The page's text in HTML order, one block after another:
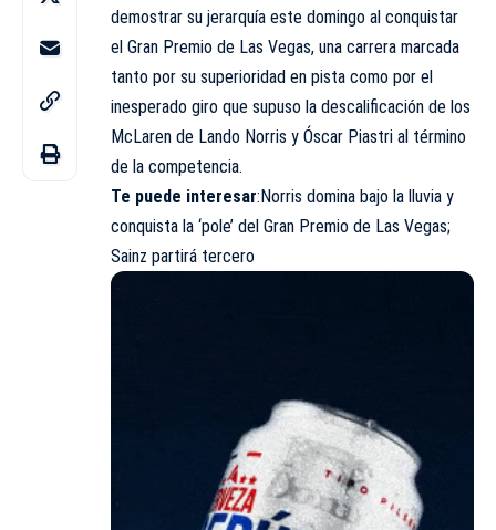
demostrar su jerarquía este domingo al conquistar
el Gran Premio de Las Vegas, una carrera marcada
tanto por su superioridad en pista como por el
inesperado giro que supuso la descalificación de los
McLaren de Lando Norris y Óscar Piastri al término
de la competencia.
Te puede interesar:Norris domina bajo la lluvia y
conquista la ‘pole’ del Gran Premio de Las Vegas;
Sainz partirá tercero